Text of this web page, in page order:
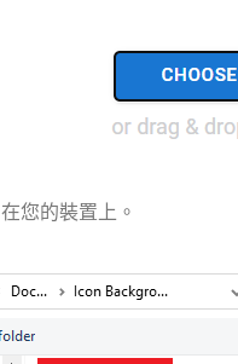
在您的裝置上。